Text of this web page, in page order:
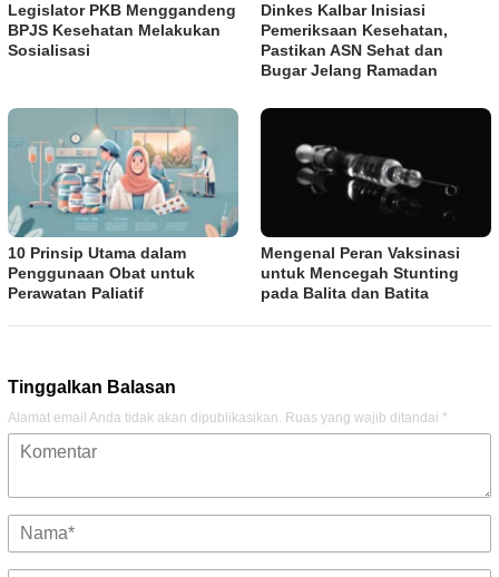
Legislator PKB Menggandeng
BPJS Kesehatan Melakukan
Sosialisasi
Dinkes Kalbar Inisiasi
Pemeriksaan Kesehatan,
Pastikan ASN Sehat dan
Bugar Jelang Ramadan
10 Prinsip Utama dalam
Penggunaan Obat untuk
Perawatan Paliatif
Mengenal Peran Vaksinasi
untuk Mencegah Stunting
pada Balita dan Batita
Tinggalkan Balasan
Alamat email Anda tidak akan dipublikasikan. Ruas yang wajib ditandai *